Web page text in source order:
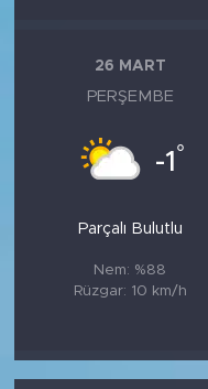
26 MART
PERŞEMBE
-1 °
Parçalı Bulutlu
Nem: %88
Rüzgar: 10 km/h